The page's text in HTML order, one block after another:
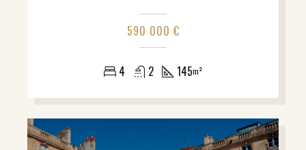
590 000 €
4 2 145m²